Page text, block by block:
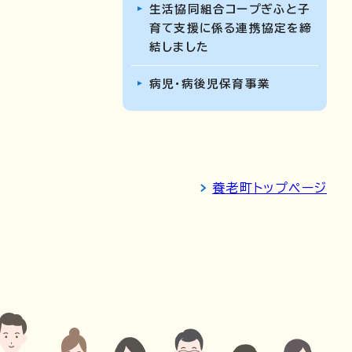
生活協同組合コープぎふと子
育て支援に係る連携協定を締
結しました
病児・病後児保育事業
養老町トップページ